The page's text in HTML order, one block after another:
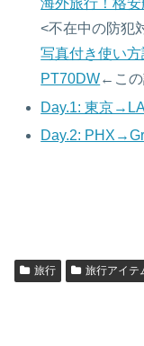
海外旅行！格
<不在中の防犯
写真付き使い
PT70DW←こ
Day.1: 東京
Day.2:
旅行 旅行アイテ